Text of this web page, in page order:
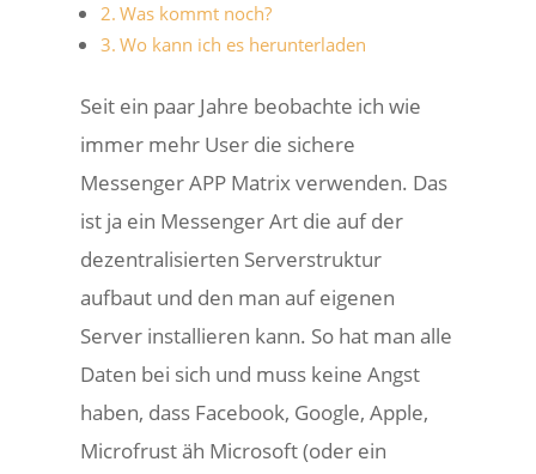
Was kommt noch?
Wo kann ich es herunterladen
Seit ein paar Jahre beobachte ich wie
immer mehr User die sichere
Messenger APP Matrix verwenden. Das
ist ja ein Messenger Art die auf der
dezentralisierten Serverstruktur
aufbaut und den man auf eigenen
Server installieren kann. So hat man alle
Daten bei sich und muss keine Angst
haben, dass Facebook, Google, Apple,
Microfrust äh Microsoft (oder ein